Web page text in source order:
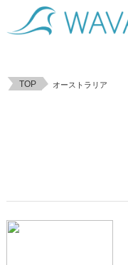
TOP オーストラリア